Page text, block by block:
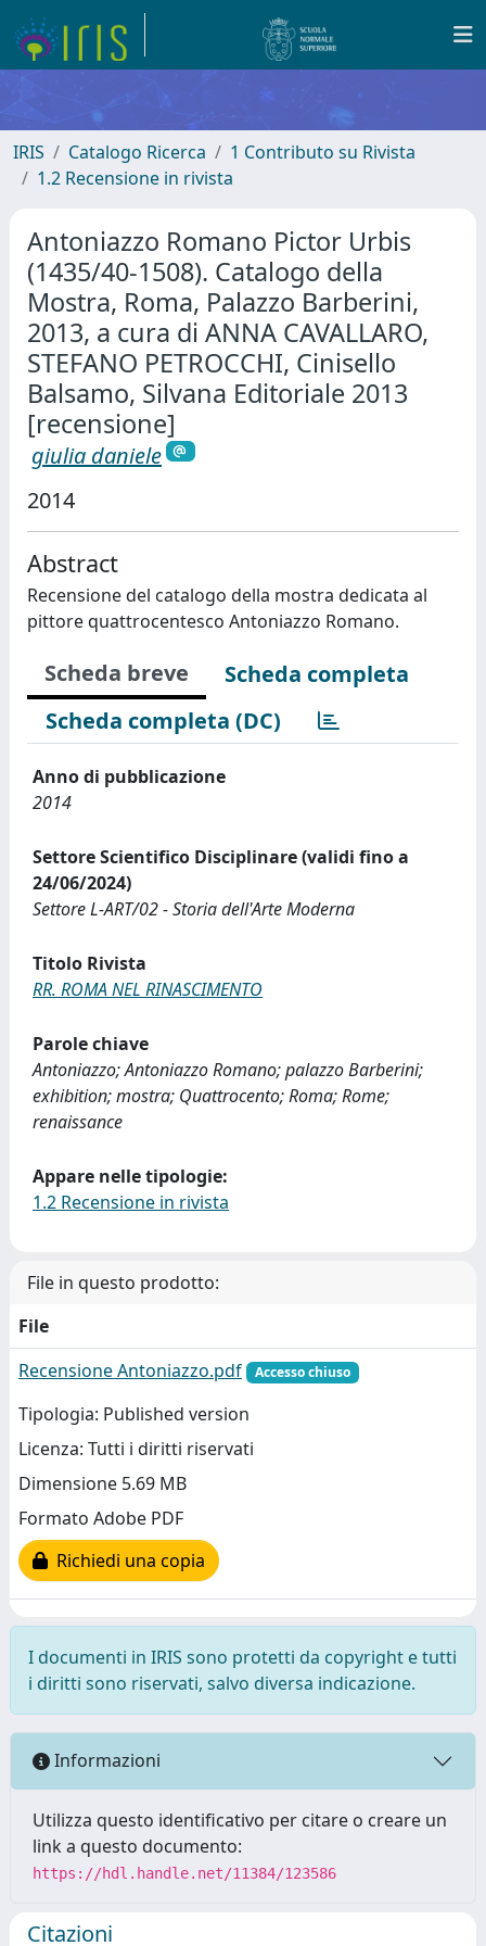
IRIS Catalogo Ricerca
1 Contributo su Rivista
1.2 Recensione in rivista
Antoniazzo Romano Pictor Urbis
(1435/40-1508). Catalogo della
Mostra, Roma, Palazzo Barberini,
2013, a cura di ANNA CAVALLARO,
STEFANO PETROCCHI, Cinisello
Balsamo, Silvana Editoriale 2013
[recensione]
giulia daniele
2014
Abstract
Recensione del catalogo della mostra dedicata al
pittore quattrocentesco Antoniazzo Romano.
Scheda breve
Scheda completa
Scheda completa (DC)
Anno di pubblicazione
2014
Settore Scientifico Disciplinare (validi fino a
24/06/2024)
Settore L-ART/02 - Storia dell'Arte Moderna
Titolo Rivista
RR. ROMA NEL RINASCIMENTO
Parole chiave
Antoniazzo; Antoniazzo Romano; palazzo Barberini;
exhibition; mostra; Quattrocento; Roma; Rome;
renaissance
Appare nelle tipologie:
1.2 Recensione in rivista
File in questo prodotto:
File
Recensione Antoniazzo.pdf
Accesso chiuso
Tipologia: Published version
Licenza: Tutti i diritti riservati
Dimensione 5.69 MB
Formato Adobe PDF
Richiedi una copia
I documenti in IRIS sono protetti da copyright e tutti
i diritti sono riservati, salvo diversa indicazione.
Informazioni
Utilizza questo identificativo per citare o creare un
link a questo documento:
https://hdl.handle.net/11384/123586
Citazioni